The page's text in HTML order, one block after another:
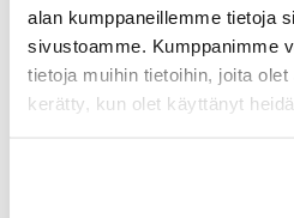
alan kumppaneillemme tietoja
sivustoamme. Kumppanimme
tietoja muihin tietoihin, joita
kerätty, kun olet käyttänyt
Aukioloaikoihin poikkeuksia
Asiakaspalvelumme on vapun
– Vappuaatto 30.4. klo: 13.00-17.00